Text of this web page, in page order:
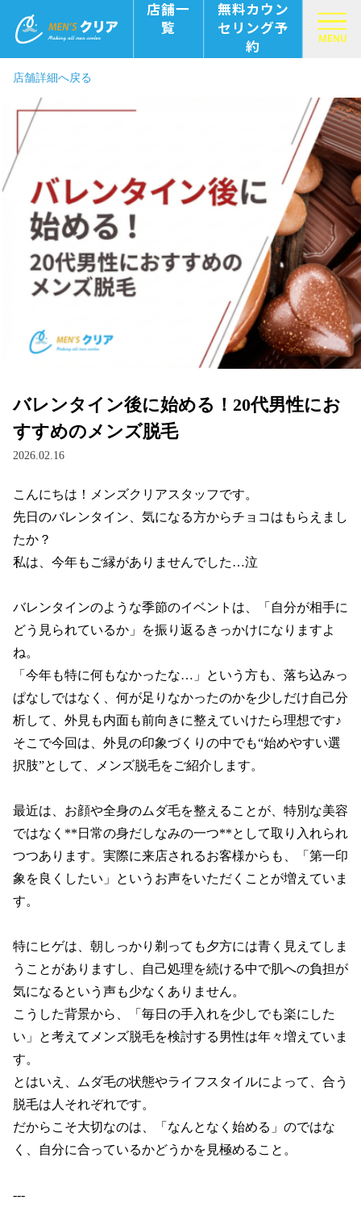
店舗一
覧
無料カウン
セリング予
約
MENU
店舗詳細へ戻る
バレンタイン後に始める！20代男性にお
すすめのメンズ脱毛
2026.02.16
こんにちは！メンズクリアスタッフです。
先日のバレンタイン、気になる方からチョコはもらえまし
たか？
私は、今年もご縁がありませんでした…泣
バレンタインのような季節のイベントは、「自分が相手に
どう見られているか」を振り返るきっかけになりますよ
ね。
「今年も特に何もなかったな…」という方も、落ち込みっ
ぱなしではなく、何が足りなかったのかを少しだけ自己分
析して、外見も内面も前向きに整えていけたら理想です♪
そこで今回は、外見の印象づくりの中でも“始めやすい選
択肢”として、メンズ脱毛をご紹介します。
最近は、お顔や全身のムダ毛を整えることが、特別な美容
ではなく**日常の身だしなみの一つ**として取り入れられ
つつあります。実際に来店されるお客様からも、「第一印
象を良くしたい」というお声をいただくことが増えていま
す。
特にヒゲは、朝しっかり剃っても夕方には青く見えてしま
うことがありますし、自己処理を続ける中で肌への負担が
気になるという声も少なくありません。
こうした背景から、「毎日の手入れを少しでも楽にした
い」と考えてメンズ脱毛を検討する男性は年々増えていま
す。
とはいえ、ムダ毛の状態やライフスタイルによって、合う
脱毛は人それぞれです。
だからこそ大切なのは、「なんとなく始める」のではな
く、自分に合っているかどうかを見極めること。
---